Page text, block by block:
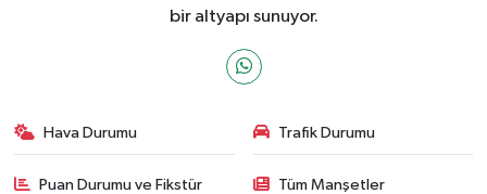
bir altyapı sunuyor.
Hava Durumu Trafik Durumu
Puan Durumu ve Fikstür Tüm Manşetler